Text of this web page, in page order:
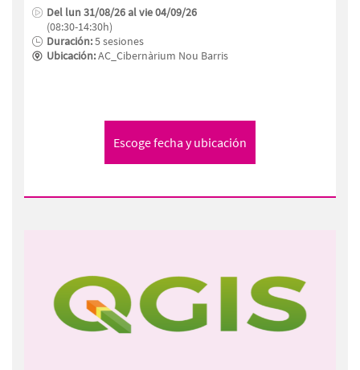
Del lun 31/08/26 al vie 04/09/26
(08:30-14:30h)
Duración:5 sesiones
Ubicación:AC_Cibernàrium Nou Barris